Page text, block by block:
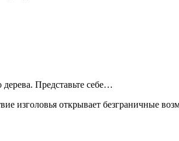
Представьте себе…
изголовья открывает безграничные